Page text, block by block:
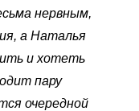
нервным,
а Наталья
и хотеть
пару
очередной